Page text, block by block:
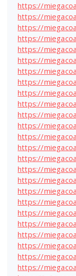
https://
https://
https://
https://
https://
https://
https://
https://
https://
https://
https://
https://
https://
https://
https://
https://
https://
https://
https://
https://
https://
https://
https://
https://
https://